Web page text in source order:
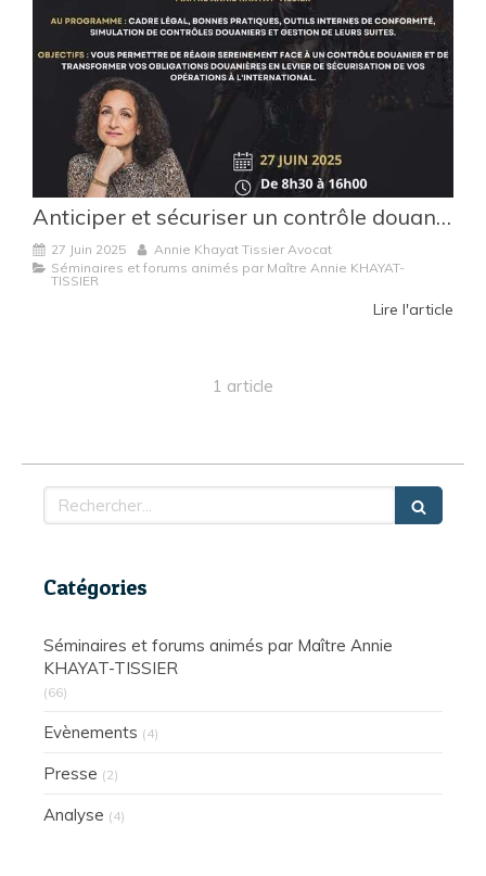
Anticiper et sécuriser un contrôle douanier : formation animée par Maître Annie Khayat-Tissier
27 Juin 2025
Annie Khayat Tissier Avocat
Séminaires et forums animés par Maître Annie KHAYAT-
TISSIER
Lire l'article
1 article
Rechercher
Catégories
Séminaires et forums animés par Maître Annie
KHAYAT-TISSIER
(66)
Evènements (4)
Presse (2)
Analyse (4)